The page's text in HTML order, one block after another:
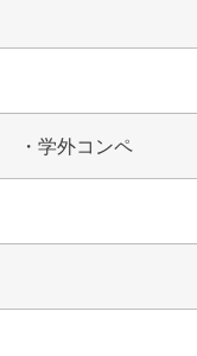
・学外コンペ